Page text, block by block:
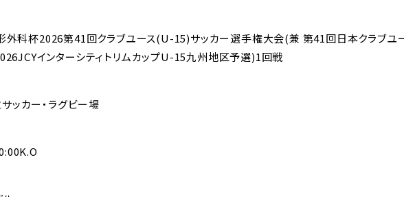
外科杯2026第41回クラブユース(U-15)サッカー選手権大会(兼 第41回日本クラブユ
インターシティトリムカップU-15九州地区予選)1回戦
ッカー・ラグビー場